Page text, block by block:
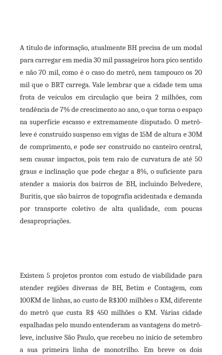
A titulo de informação, atualmente BH precisa de um modal
para carregar em media 30 mil passageiros hora pico sentido
e não 70 mil, como é o caso do metrô, nem tampouco os 20
mil que o BRT carrega. Vale lembrar que a cidade tem uma
frota de veículos em circulação que beira 2 milhões, com
tendência de 7% de crescimento ao ano, o que torna o espaço
na superfície escasso e extremamente disputado. O metrô-
leve é construído suspenso em vigas de 15M de altura e 30M
de comprimento, e pode ser construído no canteiro central,
sem causar impactos, pois tem raio de curvatura de até 50
graus e inclinação que pode chegar a 8%, o suficiente para
atender a maioria dos bairros de BH, incluindo Belvedere,
Buritis, que são bairros de topografia acidentada e demanda
por transporte coletivo de alta qualidade, com poucas
desapropriações.
Existem 5 projetos prontos com estudo de viabilidade para
atender regiões diversas de BH, Betim e Contagem, com
100KM de linhas, ao custo de R$100 milhões o KM, diferente
do metrô que custa R$ 450 milhões o KM. Várias cidade
espalhadas pelo mundo entenderam as vantagens do metrô-
leve, inclusive São Paulo, que recebeu no início de setembro
a sua primeira linha de monotrilho. Em breve os dois